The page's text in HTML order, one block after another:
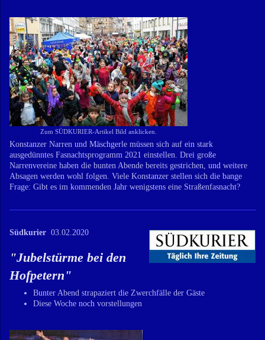
Zum SÜDKURIER-Artikel Bild anklicken.
Konstanzer Narren und Mäschgerle müssen sich auf ein stark
ausgedünntes Fasnachtsprogramm 2021 einstellen. Drei große
Narrenvereine haben die bunten Abende bereits gestrichen, und weitere
Absagen werden wohl folgen. Viele Konstanzer stellen sich die bange
Frage: Gibt es im kommenden Jahr wenigstens eine Straßenfasnacht?
Südkurier 03.02.2020
"Jubelstürme bei den
Hofpetern "
Bunter Abend strapaziert die Zwerchfälle der Gäste
Diese Woche noch vorstellungen